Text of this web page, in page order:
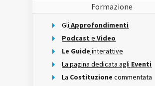
Formazione
Gli Approfondimenti
Podcast e Video
Le Guide interattive
La pagina dedicata agli Eventi
La Costituzione commentata